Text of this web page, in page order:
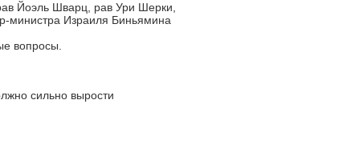
Йоэль Шварц, рав Ури Шерки,
министра Израиля Биньямина
вопросы.
сильно вырости